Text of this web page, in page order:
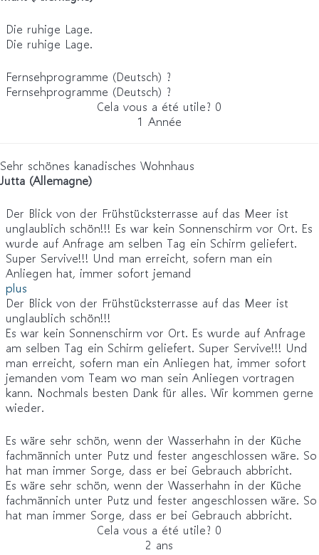
Die ruhige Lage.
Die ruhige Lage.
Fernsehprogramme (Deutsch) ?
Fernsehprogramme (Deutsch) ?
Cela vous a été utile? 0
1 Année
Sehr schönes kanadisches Wohnhaus
Jutta (Allemagne)
Der Blick von der Frühstücksterrasse auf das Meer ist
unglaublich schön!!! Es war kein Sonnenschirm vor Ort. Es
wurde auf Anfrage am selben Tag ein Schirm geliefert.
Super Servive!!! Und man erreicht, sofern man ein
Anliegen hat, immer sofort jemand
plus
Der Blick von der Frühstücksterrasse auf das Meer ist
unglaublich schön!!!
Es war kein Sonnenschirm vor Ort. Es wurde auf Anfrage
am selben Tag ein Schirm geliefert. Super Servive!!! Und
man erreicht, sofern man ein Anliegen hat, immer sofort
jemanden vom Team wo man sein Anliegen vortragen
kann. Nochmals besten Dank für alles. Wir kommen gerne
wieder.
Es wäre sehr schön, wenn der Wasserhahn in der Küche
fachmännich unter Putz und fester angeschlossen wäre. So
hat man immer Sorge, dass er bei Gebrauch abbricht.
Es wäre sehr schön, wenn der Wasserhahn in der Küche
fachmännich unter Putz und fester angeschlossen wäre. So
hat man immer Sorge, dass er bei Gebrauch abbricht.
Cela vous a été utile? 0
2 ans